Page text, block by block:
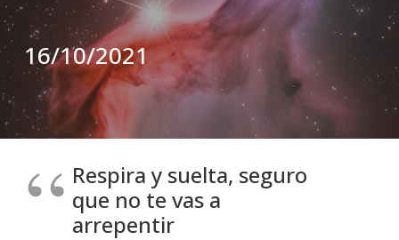
16/10/2021
Respira y suelta, seguro
que no te vas a
arrepentir